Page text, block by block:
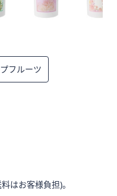
フルーツ
はお客様負担)。